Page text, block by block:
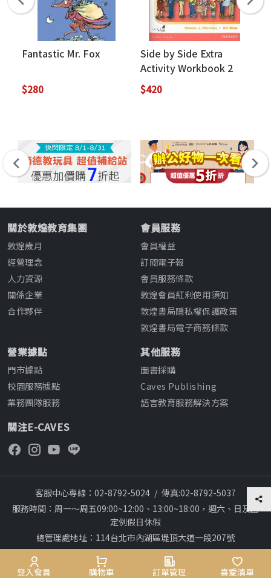
Fantastic Mr. Fox
$280
Side by Side Extra
Activity Workbook 2
(with Digital Audio
CDs/2片)
$420
會員專區 購物車 訂單管理 喜愛清單
關於敦煌教育集團
敦煌歲月
經營理念
人力資源
關係企業
合作夥伴
會員服務
會員權益
訂閱電子報
會員服務條款
敦煌會員紅利使用須知
敦煌書局隱私權保護政策
敦煌書局電子商務條款
營業據點
門市據點
校園服務據點
業務團隊服務
其他服務
圖書採購
Caves Publishing
語言教育服務解決方案
關注E-CAVES
客服中心專線：02-8792-5024 / 傳真:02-8792-5037
服務時間：周一～周五09:00~12:00、13:00~18:00，週六、日及國
定例假日休假
總管理處地址：114台北市內湖區堤頂大道一段207號
本網站建議採用chrome瀏覽器,瀏覽更順暢
Copyright © 2012~All rights reserved
登入會員 購物車 訂單管理 喜愛清單